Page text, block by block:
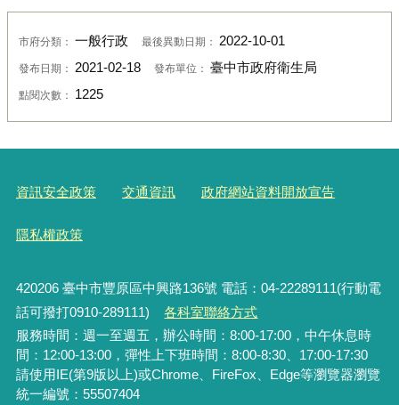
市府分類： 一般行政 最後異動日期： 2022-10-01
發布日期： 2021-02-18 發布單位： 臺中市政府衛生局
點閱次數： 1225
資訊安全政策 交通資訊 政府網站資料開放宣告
隱私權政策
420206臺中市豐原區中興路136號 電話：04-22289111(行動電
話可撥打0910-289111)
各科室聯絡方式
服務時間：週一至週五，辦公時間：8:00-17:00，中午休息時
間：12:00-13:00，彈性上下班時間：8:00-8:30、17:00-17:30
請使用IE(第9版以上)或Chrome、FireFox、Edge等瀏覽器瀏覽
統一編號：55507404